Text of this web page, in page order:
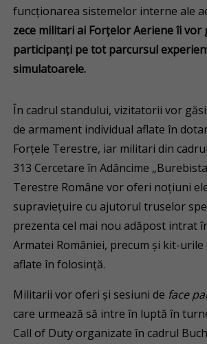
funcționarea sistemelor interne ale
zece militari ai Forțelor Aeriene îi vor
participanți pe tot parcursul
simulatoarele.
În cadrul standului, vizitatorii vor
de armament individual aflate în
Forțele Terestre, iar militari din
313 Cercetare în Adâncime
Terestre Române vor oferi noțiuni
supraviețuire cu ajutorul truselor
prezenta cel mai nou adăpost intrat
Armatei României, precum și kit-
aflate în folosință.
Militarii vor oferi și sesiuni de face
care urmează să intre în luptă în
Call of Duty organizate în cadrul